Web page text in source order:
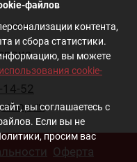
52
shop.ru
Оферта
файлов
контента,
и сбора статистики.
вы можете
cookie-
вы соглашаетесь с
Если вы не
просим вас